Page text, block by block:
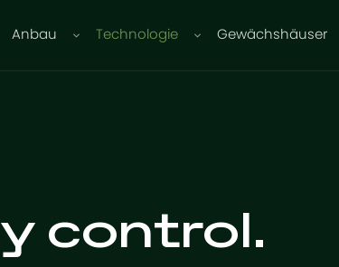
Anbau Technologie Gewächshäuser
control.